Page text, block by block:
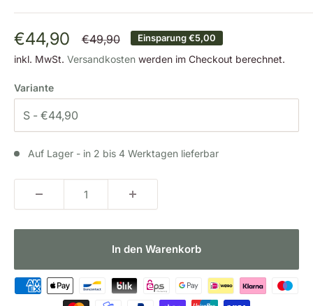
Sonderpreis
€44,90 Normalpreis
€49,90 Einsparung€5,00
inkl. MwSt. Versandkosten werden im Checkout berechnet.
Variante
Auf Lager - in 2 bis 4 Werktagen lieferbar
In den Warenkorb